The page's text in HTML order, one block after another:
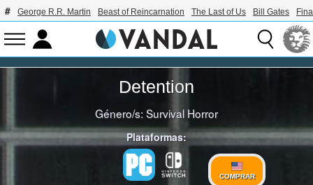
George R.R. Martin Beast of Reincarnation The Last of Us Bill Gates
Detention
Género/s:Survival Horror
Plataformas:
COMPRAR